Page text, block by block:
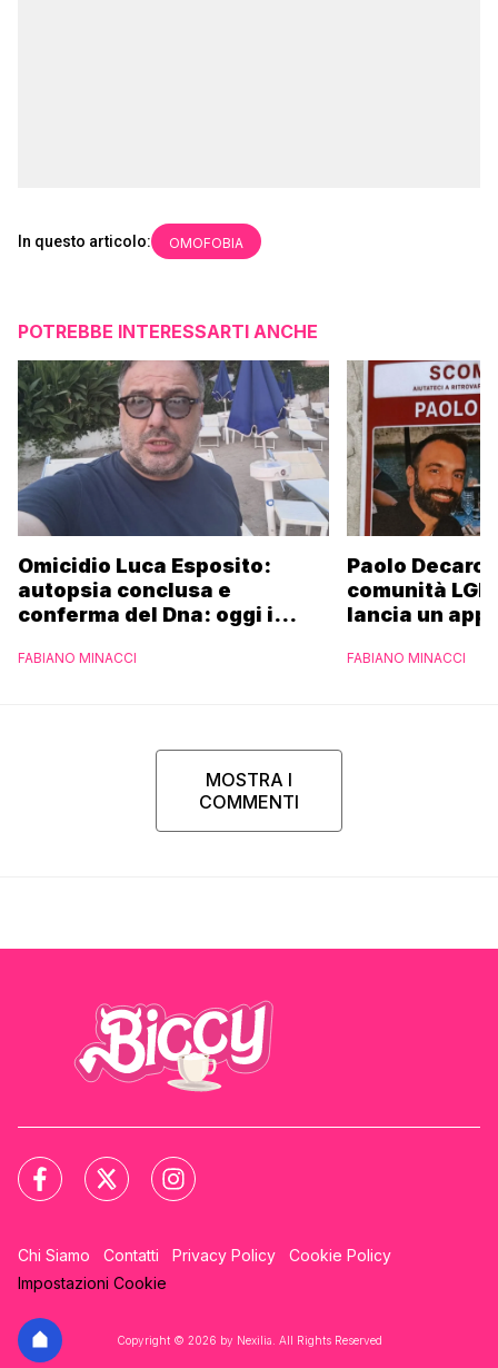
In questo articolo: OMOFOBIA
POTREBBE INTERESSARTI ANCHE
Omicidio Luca Esposito:
autopsia conclusa e
conferma del Dna: oggi i
FABIANO MINACCI
Paolo Decaro
comunità
lancia un
FABIANO MINACCI
MOSTRA I
COMMENTI
Chi Siamo Contatti Privacy Policy
Cookie Policy
Impostazioni Cookie
Copyright © 2026 by Nexilia. All Rights Reserved